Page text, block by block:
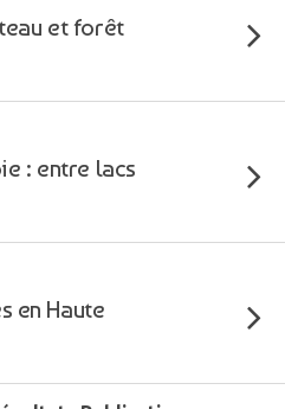
et forêt
: entre lacs
en Haute